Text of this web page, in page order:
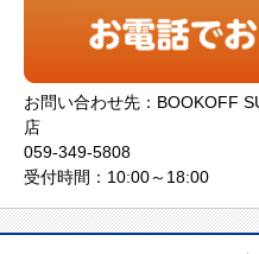
お問い合わせ先：BOOKOFF
店
059-349-5808
受付時間：10:00～18:00